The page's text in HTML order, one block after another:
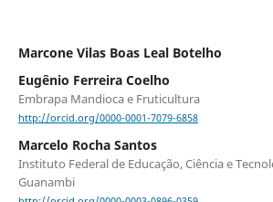
Marcone Vilas Boas Leal Botelho
Eugênio Ferreira Coelho
Embrapa Mandioca e Fruticultura
http://orcid.org/0000-0001-7079-6858
Marcelo Rocha Santos
Instituto Federal de Educação, Ciência e
Guanambi